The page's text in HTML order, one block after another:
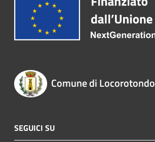
Comune di Locorotondo
SEGUICI SU